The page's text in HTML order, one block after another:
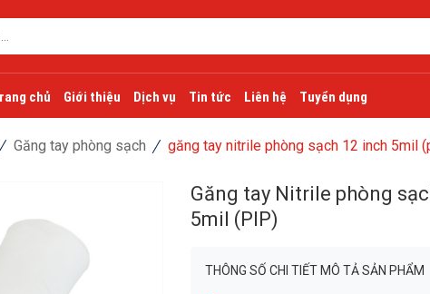
chủ Giới thiệu Dịch vụ Tin tức Liên hệ Tuyển dụng
Găng tay phòng sạch găng tay nitrile phòng sạch 12 inch 5mil
Găng tay Nitrile phòng
5mil (PIP)
THÔNG SỐ CHI TIẾT MÔ TẢ SẢN PHẨM